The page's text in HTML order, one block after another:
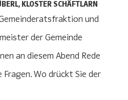
KLOSTER SCHÄFTLARN
und
der Gemeinde
an diesem Abend Rede
Wo drückt Sie der